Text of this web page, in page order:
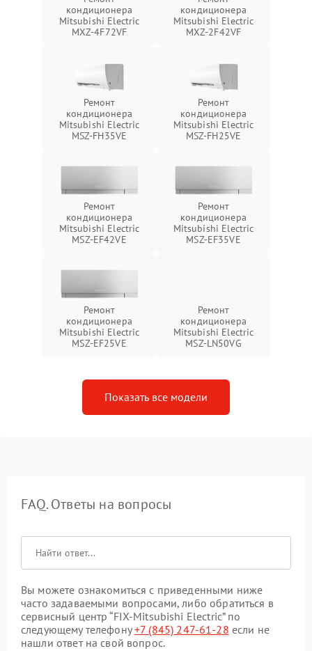
кондиционера
Mitsubishi Electric
MXZ-4F72VF
кондиционера
Mitsubishi Electric
MXZ-2F42VF
Ремонт
кондиционера
Mitsubishi Electric
MSZ-FH35VE
Ремонт
кондиционера
Mitsubishi Electric
MSZ-FH25VE
Ремонт
кондиционера
Mitsubishi Electric
MSZ-EF42VE
Ремонт
кондиционера
Mitsubishi Electric
MSZ-EF35VE
Ремонт
кондиционера
Mitsubishi Electric
MSZ-EF25VE
Ремонт
кондиционера
Mitsubishi Electric
MSZ-LN50VG
Показать все модели
FAQ. Ответы на вопросы
Вы можете ознакомиться с приведенными ниже
часто задаваемыми вопросами, либо обратиться в
сервисный центр “FIX-Mitsubishi Electric” по
следующему телефону+7 (845) 247-61-28 если не
нашли ответ на свой вопрос.